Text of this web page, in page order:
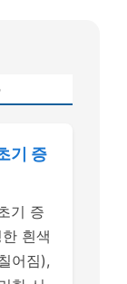
기 증
기 증
흰색
어짐),